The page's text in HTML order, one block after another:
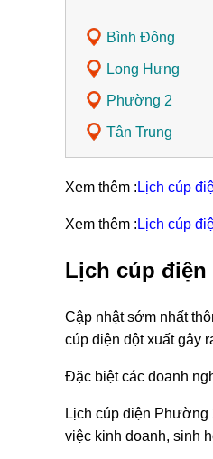
Bình Đông
Long Hưng
Phường 2
Tân Trung
Xem thêm : Lịch cúp
Xem thêm : Lịch cúp
Lịch cúp điện
Cập nhật sớm nhất
cúp điện đột xuất gây
Đặc biệt các doanh
Lịch cúp điện Phường
việc kinh doanh, sinh